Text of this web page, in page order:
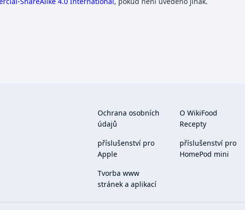
Ochrana osobních
údajů
O WikiFood
Recepty
příslušenství pro
Apple
příslušenství pro
HomePod mini
Tvorba www
stránek a aplikací